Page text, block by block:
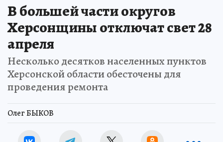
В большей части округов
Херсонщины отключат свет 28
апреля
Несколько десятков населенных пунктов
Херсонской области обесточены для
проведения ремонта
Олег БЫКОВ